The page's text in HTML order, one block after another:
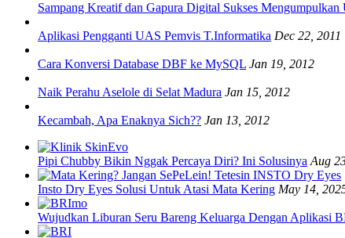
Sampang Kreatif dan Gapura Digital Sukses
Aplikasi Pengganti UAS Pemvis T.Informatika Dec 22, 2011
Cara Konversi Database DBF ke MySQL Jan 19, 2012
Naik Perahu Aselole di Selat Madura Jan 15, 2012
Kecambah, Apa Enaknya Sich?? Jan 13, 2012
Pipi Chubby Bikin Nggak Percaya Diri? Ini Solusinya Aug
Insto Dry Eyes Solusi Untuk Atasi Mata Kering May 14,
Wujudkan Liburan Seru Bareng Keluarga Dengan Aplikasi